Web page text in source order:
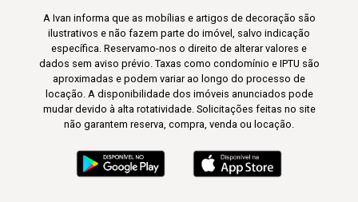
A Ivan informa que as mobílias e artigos de decoração são
ilustrativos e não fazem parte do imóvel, salvo indicação
específica. Reservamo-nos o direito de alterar valores e
dados sem aviso prévio. Taxas como condomínio e IPTU são
aproximadas e podem variar ao longo do processo de
locação. A disponibilidade dos imóveis anunciados pode
mudar devido à alta rotatividade. Solicitações feitas no site
não garantem reserva, compra, venda ou locação.